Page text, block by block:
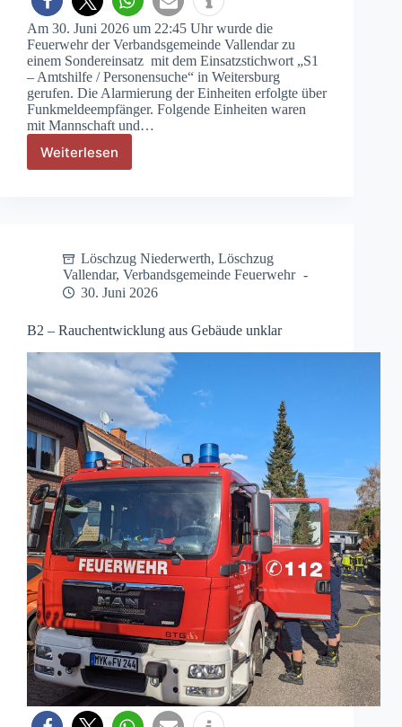
Am 30. Juni 2026 um 22:45 Uhr wurde die
Feuerwehr der Verbandsgemeinde Vallendar zu
einem Sondereinsatz mit dem Einsatzstichwort „S1
– Amtshilfe / Personensuche“ in Weitersburg
gerufen. Die Alarmierung der Einheiten erfolgte über
Funkmeldeempfänger. Folgende Einheiten waren
mit Mannschaft und…
Weiterlesen
S1
Löschzug Niederwerth, Löschzug
Vallendar, Verbandsgemeinde Feuerwehr
30. Juni 2026
B2 – Rauchentwicklung aus Gebäude unklar